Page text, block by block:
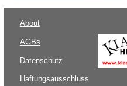
About
AGBs
Datenschutz
Haftungsausschluss